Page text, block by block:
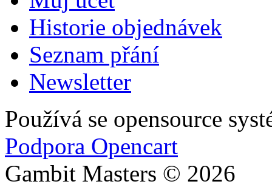
Historie objednávek
Seznam přání
Newsletter
Používá se opensource
Podpora Opencart
Gambit Masters © 2026